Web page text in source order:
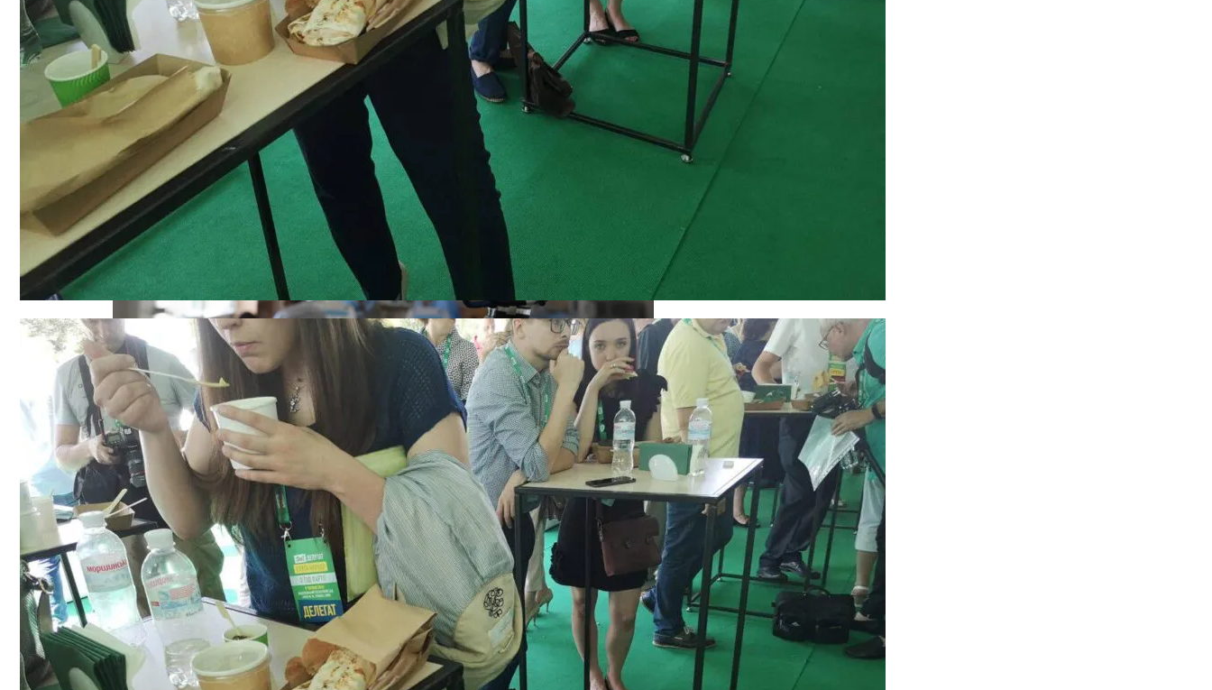
Военные Рельсы Спасут Британскую Экономику?
На Какую Зарплату Могут Рассчитывать Украинцы За Рубежом: Советы Для Беженцев
Индия Не Будет Спрашивать Разрешения На Запуск Моделей ИИ
Вредно, Но Выгодно: В США Запрет На Асбест Приняли Только Сейчас
В Киеве Ограничили Движение На Проспекте Палладина
В Днепре Произошло Массовое Отравление
Киевлянам Рассказали О Самых Интересных Событиях Выходных